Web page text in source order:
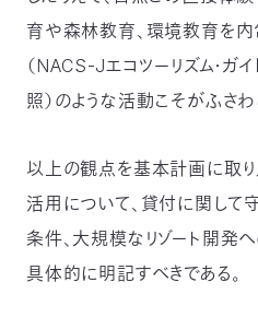
育や森林教育、環境教育を内
（NACS-Jエコツーリズム・ガ
照）のような活動こそがふさわ
以上の観点を基本計画に取り
活用について、貸付に関して
条件、大規模なリゾート開発
具体的に明記すべきである。